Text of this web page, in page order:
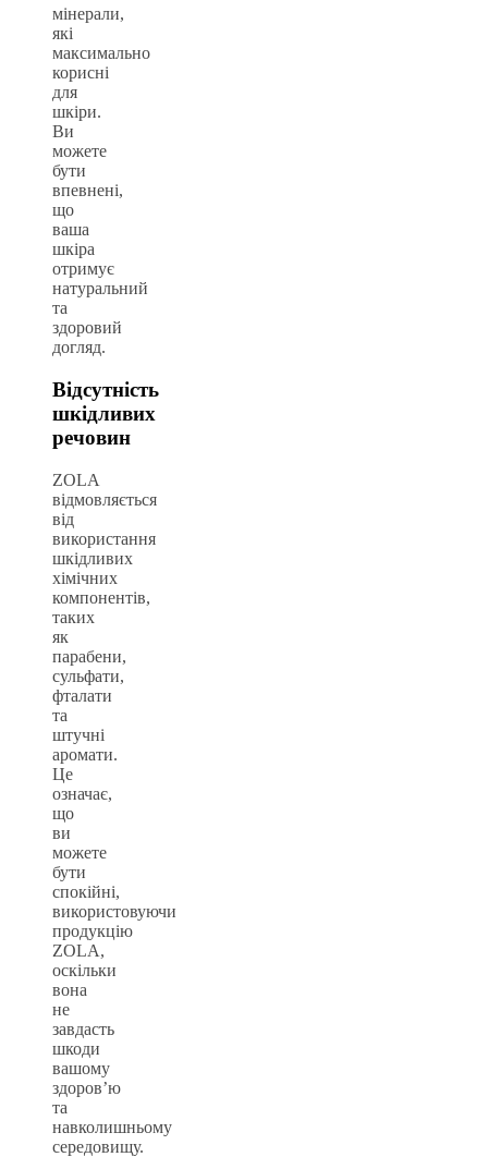
мінерали,
які
максимально
корисні
для
шкіри.
Ви
можете
бути
впевнені,
що
ваша
шкіра
отримує
натуральний
та
здоровий
догляд.
Відсутність
шкідливих
речовин
ZOLA
відмовляється
від
використання
шкідливих
хімічних
компонентів,
таких
як
парабени,
сульфати,
фталати
та
штучні
аромати.
Це
означає,
що
ви
можете
бути
спокійні,
використовуючи
продукцію
ZOLA,
оскільки
вона
не
завдасть
шкоди
вашому
здоров’ю
та
навколишньому
середовищу.